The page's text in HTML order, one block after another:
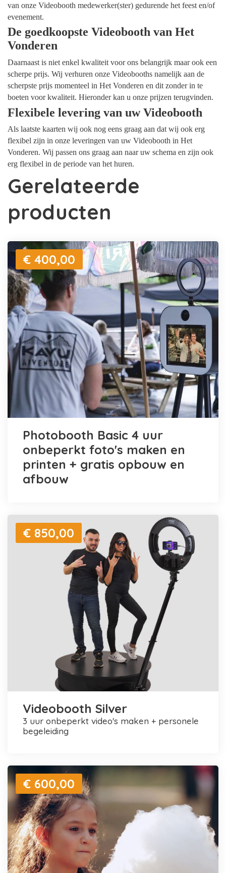
van onze Videobooth medewerker(ster) gedurende het feest en/of
evenement.
De goedkoopste Videobooth van Het
Vonderen
Daarnaast is niet enkel kwaliteit voor ons belangrijk maar ook een
scherpe prijs. Wij verhuren onze Videobooths namelijk aan de
scherpste prijs momenteel in Het Vonderen en dit zonder in te
boeten voor kwaliteit. Hieronder kan u onze prijzen terugvinden.
Flexibele levering van uw Videobooth
Als laatste kaarten wij ook nog eens graag aan dat wij ook erg
flexibel zijn in onze leveringen van uw Videobooth in Het
Vonderen. Wij passen ons graag aan naar uw schema en zijn ook
erg flexibel in de periode van het huren.
Gerelateerde
producten
€ 400,00
Photobooth Basic 4 uur
onbeperkt foto's maken en
printen + gratis opbouw en
afbouw
€ 850,00
Videobooth Silver
3 uur onbeperkt video's maken + personele
begeleiding
€ 600,00